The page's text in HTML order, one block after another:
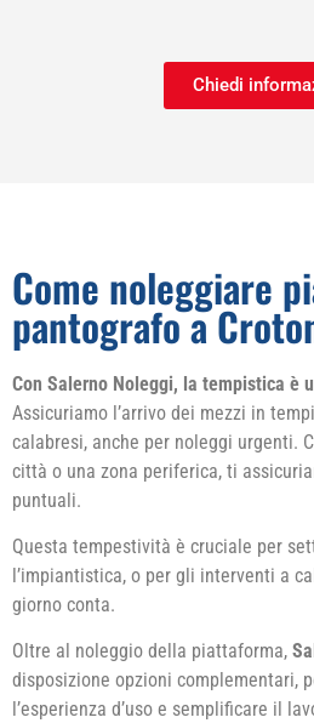
Chiedi
Come noleggiare
pantografo a
Con Salerno Noleggi, la tempistica è
Assicuriamo l’arrivo dei mezzi in
calabresi, anche per noleggi urgenti.
città o una zona periferica, ti
puntuali.
Questa tempestività è cruciale per
l’impiantistica, o per gli interventi a
giorno conta.
Oltre al noleggio della piattaforma,
disposizione opzioni complementari,
l’esperienza d’uso e semplificare il